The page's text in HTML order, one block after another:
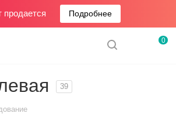
продается Подробнее
0
39